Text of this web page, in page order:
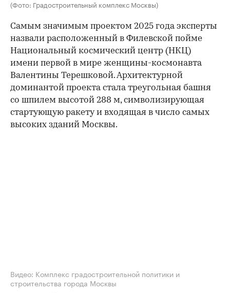
(Фото: Градостроительный комплекс Москвы)
00:00 / 00:00
Самым значимым проектом 2025 года эксперты
назвали расположенный в Филевской пойме
Национальный космический центр (НКЦ)
имени первой в мире женщины-космонавта
Валентины Терешковой. Архитектурной
доминантой проекта стала треугольная башня
со шпилем высотой 288 м, символизирующая
стартующую ракету и входящая в число самых
высоких зданий Москвы.
Видео: Комплекс градостроительной политики и
строительства города Москвы